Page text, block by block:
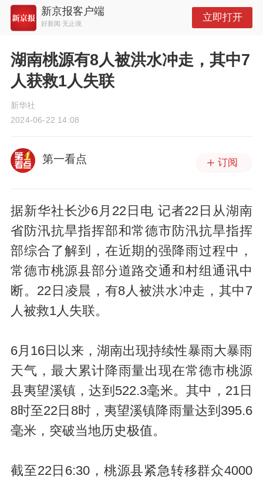
新京报客户端
好新闻 无止境
立即打开
湖南桃源有8人被洪水冲走，其中7
人获救1人失联
新华社
2024-06-22 14:08
第一看点 订阅
据新华社长沙6月22日电 记者22日从湖南
省防汛抗旱指挥部和常德市防汛抗旱指挥
部综合了解到，在近期的强降雨过程中，
常德市桃源县部分道路交通和村组通讯中
断。22日凌晨，有8人被洪水冲走，其中7
人被救1人失联。
6月16日以来，湖南出现持续性暴雨大暴雨
天气，最大累计降雨量出现在常德市桃源
县夷望溪镇，达到522.3毫米。其中，21日
8时至22日8时，夷望溪镇降雨量达到395.6
毫米，突破当地历史极值。
截至22日6:30，桃源县紧急转移群众4000